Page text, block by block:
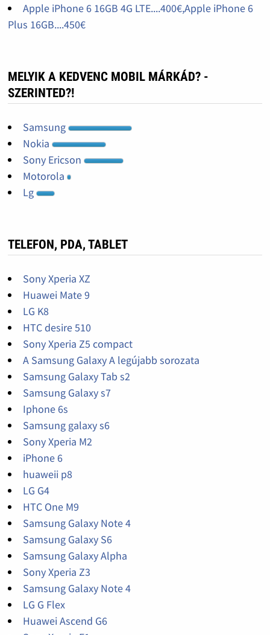
Apple iPhone 6 16GB 4G LTE....400€,Apple iPhone 6
Plus 16GB....450€
MELYIK A KEDVENC MOBIL MÁRKÁD? -
SZERINTED?!
Samsung
Nokia
Sony Ericson
Motorola
Lg
TELEFON, PDA, TABLET
Sony Xperia XZ
Huawei Mate 9
LG K8
HTC desire 510
Sony Xperia Z5 compact
A Samsung Galaxy A legújabb sorozata
Samsung Galaxy Tab s2
Samsung Galaxy s7
Iphone 6s
Samsung galaxy s6
Sony Xperia M2
iPhone 6
huaweii p8
LG G4
HTC One M9
Samsung Galaxy Note 4
Samsung Galaxy S6
Samsung Galaxy Alpha
Sony Xperia Z3
Samsung Galaxy Note 4
LG G Flex
Huawei Ascend G6